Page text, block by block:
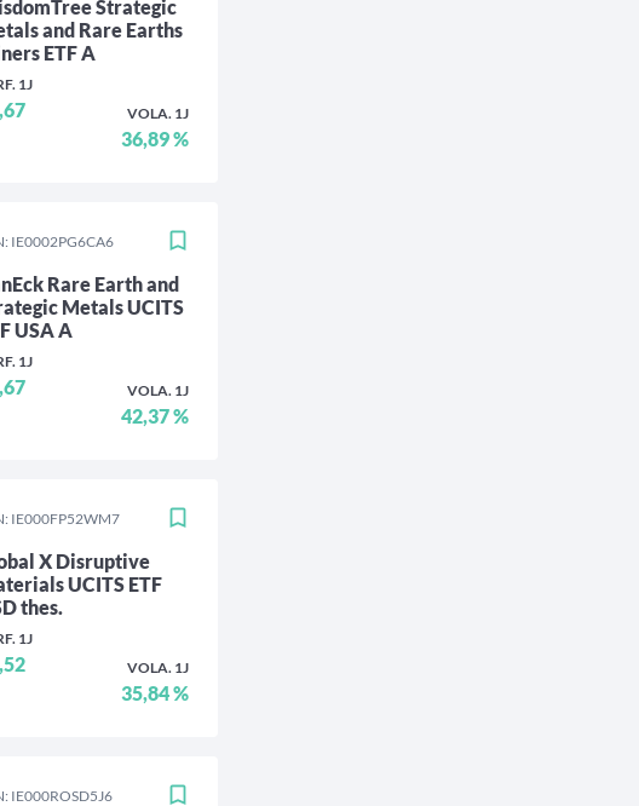
Strategic
and Rare Earths
ETF A
1J
VOLA. 1J
36,89 %
IE0002PG6CA6
Rare Earth and
Metals UCITS
USA A
1J
VOLA. 1J
42,37 %
IE000FP52WM7
X Disruptive
UCITS ETF
thes.
1J
VOLA. 1J
35,84 %
IE000ROSD5J6